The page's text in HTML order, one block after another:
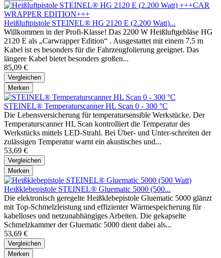
Heißluftpistole STEINEL® HG 2120 E (2.200 Watt)...
Willkommen in der Profi-Klasse! Das 2200 W Heißluftgebläse HG
2120 E als „Carwrapper Edition“ . Ausgestattet mit einem 7,5 m
Kabel ist es besonders für die Fahrzeugfolierung geeignet. Das
längere Kabel bietet besonders großen...
85,09 €
Vergleichen
Merken
STEINEL® Temperaturscanner HL Scan 0 - 300 °C
Die Lebensversicherung für temperatursensible Werkstücke. Der
Temperaturscanner HL Scan kontrolliert die Temperatur des
Werkstücks mittels LED-Strahl. Bei Über- und Unter-schreiten der
zulässigen Temperatur warnt ein akustisches und...
53,69 €
Vergleichen
Merken
Heißklebepistole STEINEL® Gluematic 5000 (500...
Die elektronisch geregelte Heißklebepistole Gluematic 5000 glänzt
mit Top-Schmelzleistung und effizienter Wärmespeicherung für
kabelloses und netzunabhängiges Arbeiten. Die gekapselte
Schmelzkammer der Gluematic 5000 dient dabei als...
53,69 €
Vergleichen
Merken